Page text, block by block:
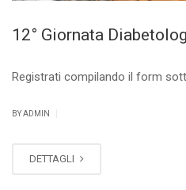
12° Giornata
Registrati compilando il form
BY ADMIN
DETTAGLI